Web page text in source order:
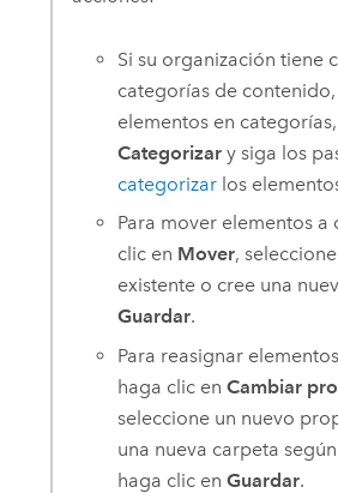
Si su organización tiene
categorías de
elementos en
Categorizar y siga los
categorizar los
Para mover elementos a
clic en Mover,
existente o cree una
Guardar.
Para reasignar
haga clic enCambiar
seleccione un nuevo
una nueva carpeta
haga clic enGuardar.